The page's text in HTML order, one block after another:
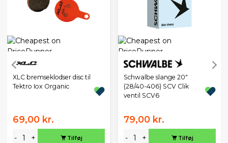
XLC bremseklodser disc til
Tektro Iox Organic
69,00 kr.
- + Tilføj
Schwalbe slange 20"
(28/40-406) SCV Clik
ventil SCV6
79,00 kr.
- + Tilføj